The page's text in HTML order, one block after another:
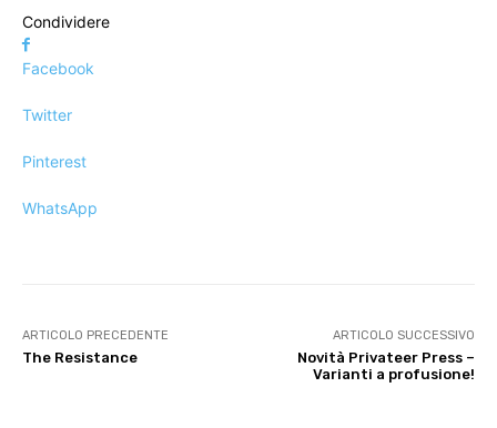
Condividere
Facebook
Twitter
Pinterest
WhatsApp
ARTICOLO PRECEDENTE
The Resistance
ARTICOLO SUCCESSIVO
Novità Privateer Press –
Varianti a profusione!